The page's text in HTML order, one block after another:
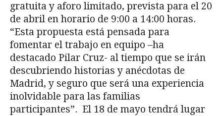
gratuita y aforo limitado, prevista para el 20
de abril en horario de 9:00 a 14:00 horas.
“Esta propuesta está pensada para
fomentar el trabajo en equipo –ha
destacado Pilar Cruz- al tiempo que se irán
descubriendo historias y anécdotas de
Madrid, y seguro que será una experiencia
inolvidable para las familias
participantes”. El 18 de mayo tendrá lugar